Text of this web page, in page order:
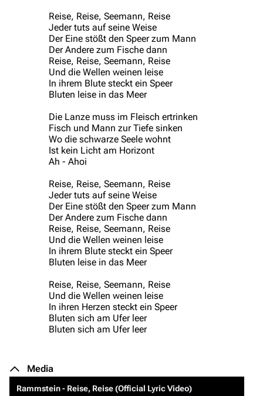
Reise, Reise, Seemann, Reise
Jeder tuts auf seine Weise
Der Eine stößt den Speer zum Mann
Der Andere zum Fische dann
Reise, Reise, Seemann, Reise
Und die Wellen weinen leise
In ihrem Blute steckt ein Speer
Bluten leise in das Meer
Die Lanze muss im Fleisch ertrinken
Fisch und Mann zur Tiefe sinken
Wo die schwarze Seele wohnt
Ist kein Licht am Horizont
Ah - Ahoi
Reise, Reise, Seemann, Reise
Jeder tuts auf seine Weise
Der Eine stößt den Speer zum Mann
Der Andere zum Fische dann
Reise, Reise, Seemann, Reise
Und die Wellen weinen leise
In ihrem Blute steckt ein Speer
Bluten leise in das Meer
Reise, Reise, Seemann, Reise
Und die Wellen weinen leise
In ihren Herzen steckt ein Speer
Bluten sich am Ufer leer
Bluten sich am Ufer leer
Media
Rammstein - Reise, Reise (Official Lyric Video)